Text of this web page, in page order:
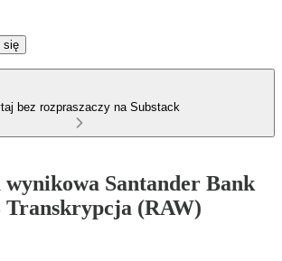
się
bez rozpraszaczy na Substack
Santander Bank
Transkrypcja (RAW)